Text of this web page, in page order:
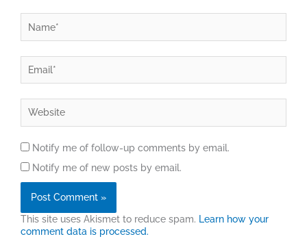
Notify me of follow-up comments by email.
Notify me of new posts by email.
This site uses Akismet to reduce spam. Learn how your
comment data is processed.